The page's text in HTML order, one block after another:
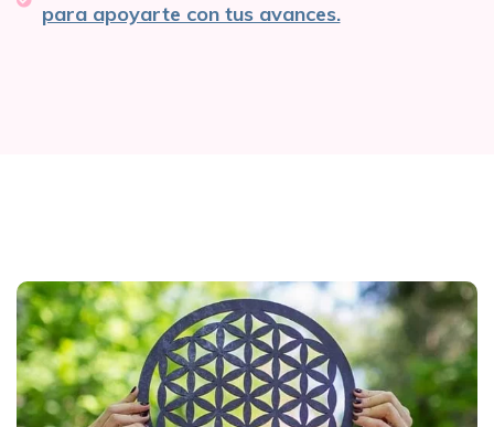
para apoyarte con tus avances.